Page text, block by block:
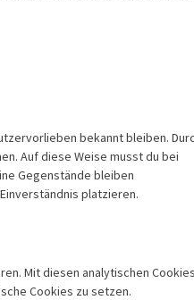
bekannt bleiben.
Auf diese Weise musst du bei
Gegenstände bleiben
platzieren.
Mit diesen analytischen
Cookies zu setzen.